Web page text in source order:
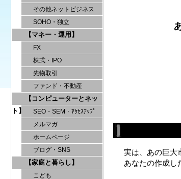
その他ネットビジネス
SOHO・独立
【マネー・運用】
FX
株式・IPO
先物取引
ファンド・不動産
【コンピューターとネッ
ト】
SEO・SEM・ｱｸｾｽｱｯﾌﾟ
メルマガ
ホームページ
ブログ・SNS
【家庭と暮らし】
こども
実は、あの巨大
あなたの作成し